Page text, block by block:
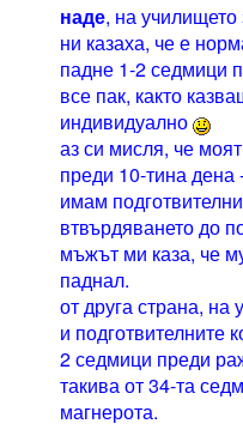
наде, на
ни казаха, че е
падне 1-2 седмици
все пак, както
индивидуално
аз си мисля, че
преди 10-тина дена
имам
втвърдяването до
мъжът ми каза, че
паднал.
от друга страна, на
и подготвителните
2 седмици преди
такива от 34-та
магнерота.